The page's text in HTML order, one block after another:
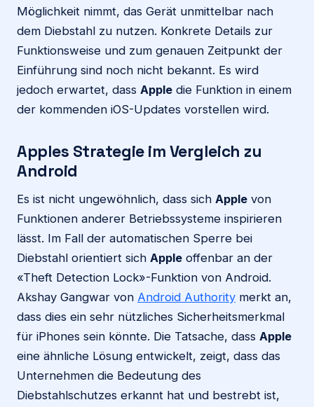
Möglichkeit nimmt, das Gerät unmittelbar nach
dem Diebstahl zu nutzen. Konkrete Details zur
Funktionsweise und zum genauen Zeitpunkt der
Einführung sind noch nicht bekannt. Es wird
jedoch erwartet, dass Apple die Funktion in einem
der kommenden iOS-Updates vorstellen wird.
Apples Strategie im Vergleich zu
Android
Es ist nicht ungewöhnlich, dass sich Apple von
Funktionen anderer Betriebssysteme inspirieren
lässt. Im Fall der automatischen Sperre bei
Diebstahl orientiert sich Apple offenbar an der
«Theft Detection Lock»-Funktion von Android.
Akshay Gangwar von Android Authority merkt an,
dass dies ein sehr nützliches Sicherheitsmerkmal
für iPhones sein könnte. Die Tatsache, dass Apple
eine ähnliche Lösung entwickelt, zeigt, dass das
Unternehmen die Bedeutung des
Diebstahlschutzes erkannt hat und bestrebt ist,